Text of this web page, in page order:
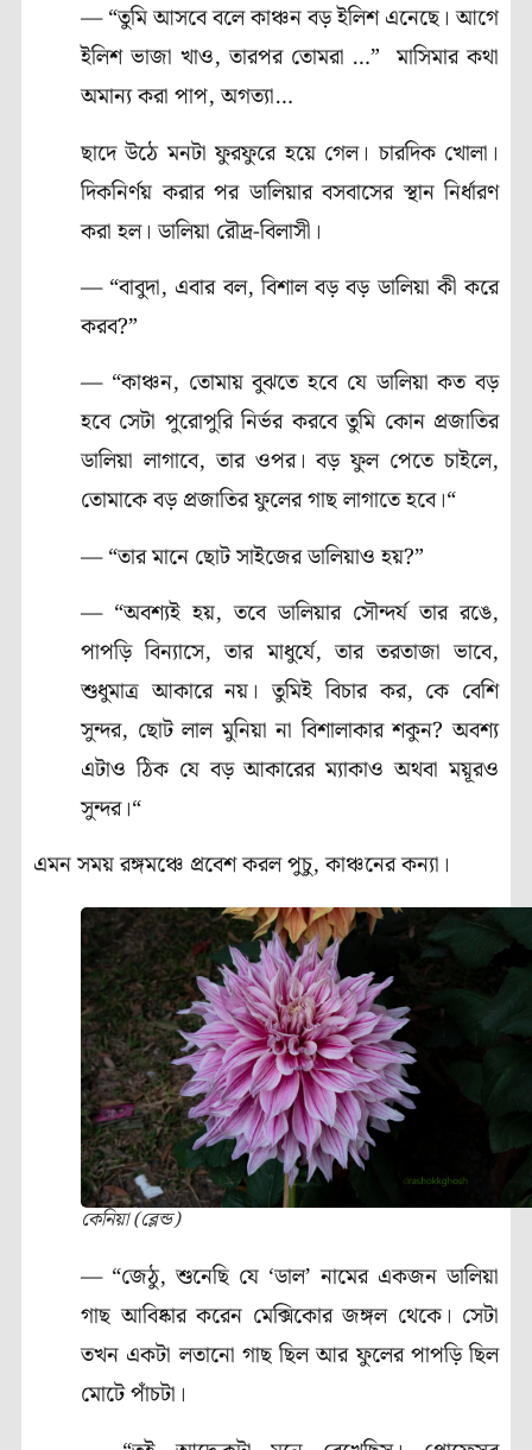
— “তুমি আসবে বলে কাঞ্চন বড় ইলিশ এনেছে। আগে
ইলিশ ভাজা খাও, তারপর তোমরা …” মাসিমার কথা
অমান্য করা পাপ, অগত্যা…
ছাদে উঠে মনটা ফুরফুরে হয়ে গেল। চারদিক খোলা।
দিকনির্ণয় করার পর ডালিয়ার বসবাসের স্থান নির্ধারণ
করা হল। ডালিয়া রৌদ্র-বিলাসী।
— “বাবুদা, এবার বল, বিশাল বড় বড় ডালিয়া কী করে
করব?”
— “কাঞ্চন, তোমায় বুঝতে হবে যে ডালিয়া কত বড়
হবে সেটা পুরোপুরি নির্ভর করবে তুমি কোন প্রজাতির
ডালিয়া লাগাবে, তার ওপর। বড় ফুল পেতে চাইলে,
তোমাকে বড় প্রজাতির ফুলের গাছ লাগাতে হবে।“
— “তার মানে ছোট সাইজের ডালিয়াও হয়?”
— “অবশ্যই হয়, তবে ডালিয়ার সৌন্দর্য তার রঙে,
পাপড়ি বিন্যাসে, তার মাধুর্যে, তার তরতাজা ভাবে,
শুধুমাত্র আকারে নয়। তুমিই বিচার কর, কে বেশি
সুন্দর, ছোট লাল মুনিয়া না বিশালাকার শকুন? অবশ্য
এটাও ঠিক যে বড় আকারের ম্যাকাও অথবা ময়ূরও
সুন্দর।“
এমন সময় রঙ্গমঞ্চে প্রবেশ করল পুচু, কাঞ্চনের কন্যা।
কেনিয়া (ব্লেন্ড)
— “জেঠু, শুনেছি যে ‘ডাল’ নামের একজন ডালিয়া
গাছ আবিষ্কার করেন মেক্সিকোর জঙ্গল থেকে। সেটা
তখন একটা লতানো গাছ ছিল আর ফুলের পাপড়ি ছিল
মোটে পাঁচটা।